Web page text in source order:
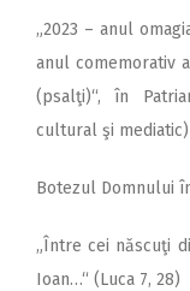
„2023 – anul
anul comemorativ
(psalţi)“, în
cultural şi mediatic)
Botezul Domnului
„Între cei născuţi
Ioan…“ (Luca 7, 28)